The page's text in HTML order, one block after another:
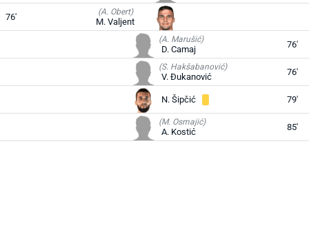
76' (A. Obert)
M. Valjent
(A. Marušić)
D. Camaj 76'
(S. Hakšabanović)
V. Đukanović 76'
N. Šipčić 79'
(M. Osmajić)
A. Kostić 85'